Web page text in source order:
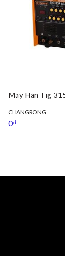
Máy Hàn Tig
CHANGRONG
0₫